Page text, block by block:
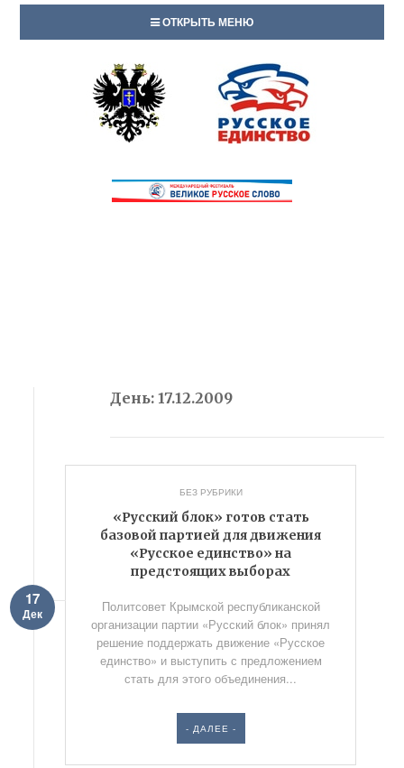
ОТКРЫТЬ МЕНЮ
День:17.12.2009
БЕЗ РУБРИКИ
«Русский блок» готов стать
базовой партией для движения
«Русское единство» на
предстоящих выборах
17
Дек
Политсовет Крымской республиканской
организации партии «Русский блок» принял
решение поддержать движение «Русское
единство» и выступить с предложением
стать для этого объединения...
- ДАЛЕЕ -